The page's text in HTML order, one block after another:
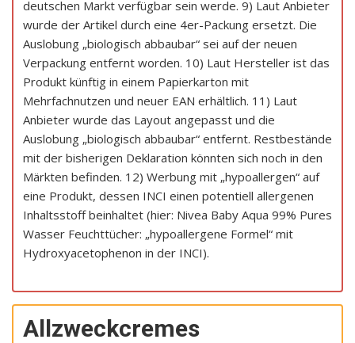
deutschen Markt verfügbar sein werde. 9) Laut Anbieter
wurde der Artikel durch eine 4er-Packung ersetzt. Die
Auslobung „biologisch abbaubar“ sei auf der neuen
Verpackung entfernt worden. 10) Laut Hersteller ist das
Produkt künftig in einem Papierkarton mit
Mehrfachnutzen und neuer EAN erhältlich. 11) Laut
Anbieter wurde das Layout angepasst und die
Auslobung „biologisch abbaubar“ entfernt. Restbestände
mit der bisherigen Deklaration könnten sich noch in den
Märkten befinden. 12) Werbung mit „hypoallergen“ auf
eine Produkt, dessen INCI einen potentiell allergenen
Inhaltsstoff beinhaltet (hier: Nivea Baby Aqua 99% Pures
Wasser Feuchttücher: „hypoallergene Formel“ mit
Hydroxyacetophenon in der INCI).
Allzweckcremes